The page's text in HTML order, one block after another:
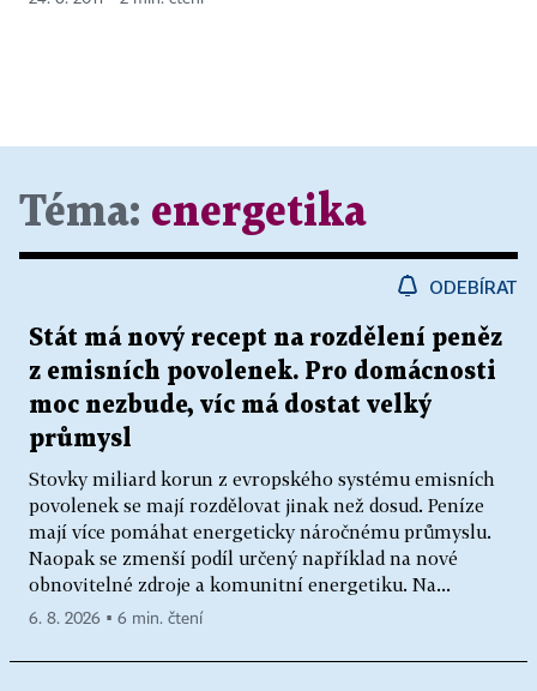
Téma: energetika
ODEBÍRAT
Stát má nový recept na rozdělení peněz
z emisních povolenek. Pro domácnosti
moc nezbude, víc má dostat velký
průmysl
Stovky miliard korun z evropského systému emisních
povolenek se mají rozdělovat jinak než dosud. Peníze
mají více pomáhat energeticky náročnému průmyslu.
Naopak se zmenší podíl určený například na nové
obnovitelné zdroje a komunitní energetiku. Na...
6. 8. 2026 ▪ 6 min. čtení